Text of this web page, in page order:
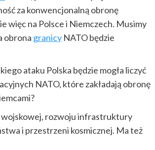
za konwencjonalną obronę
więc na Polsce i Niemczech. Musimy
obrona granicy NATO będzie
ataku Polska będzie mogła liczyć
NATO, które zakładają obronę
rozwoju infrastruktury
i przestrzeni kosmicznej. Ma też